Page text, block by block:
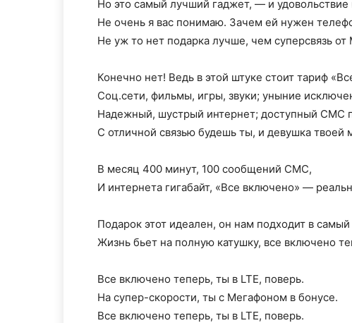
Но это самый лучший гаджет, — и удовольствие
Не очень я вас понимаю. Зачем ей нужен
Не уж то нет подарка лучше, чем суперсвязь от
Конечно нет! Ведь в этой штуке стоит тариф
Соц.сети, фильмы, игры, звуки; уныние
Надежный, шустрый интернет; доступный СМС
С отличной связью будешь ты, и девушка твоей
В месяц 400 минут, 100 сообщений СМС,
И интернета гигабайт, «Все включено» —
Подарок этот идеален, он нам подходит в самый
Жизнь бьет на полную катушку, все включено
Все включено теперь, ты в LTE, поверь.
На супер-скорости, ты с Мегафоном в бонусе.
Все включено теперь, ты в LTE, поверь.